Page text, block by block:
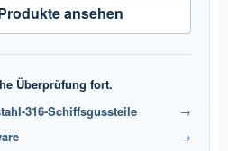
ansehen
Überprüfung fort.
316-Schiffsgussteile
→
→